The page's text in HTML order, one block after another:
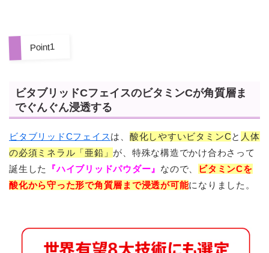
Point1
ビタブリッドCフェイスのビタミンCが角質層ま
でぐんぐん浸透する
ビタブリッドCフェイスは、 酸化しやすいビタミンCと 人体
の必須ミネラル「亜鉛」 が、特殊な構造でかけ合わさって
誕生した
『ハイブリッドパウダー』 なので、 ビタミンCを
酸化から守った形で角質層まで浸透が可能になりました。